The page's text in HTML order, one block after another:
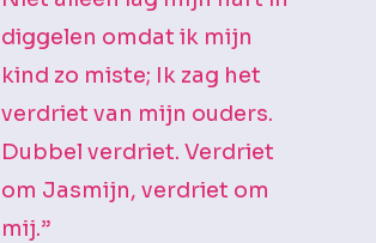
diggelen omdat ik mijn
kind zo miste; Ik zag het
verdriet van mijn ouders.
Dubbel verdriet. Verdriet
om Jasmijn, verdriet om
mij.”